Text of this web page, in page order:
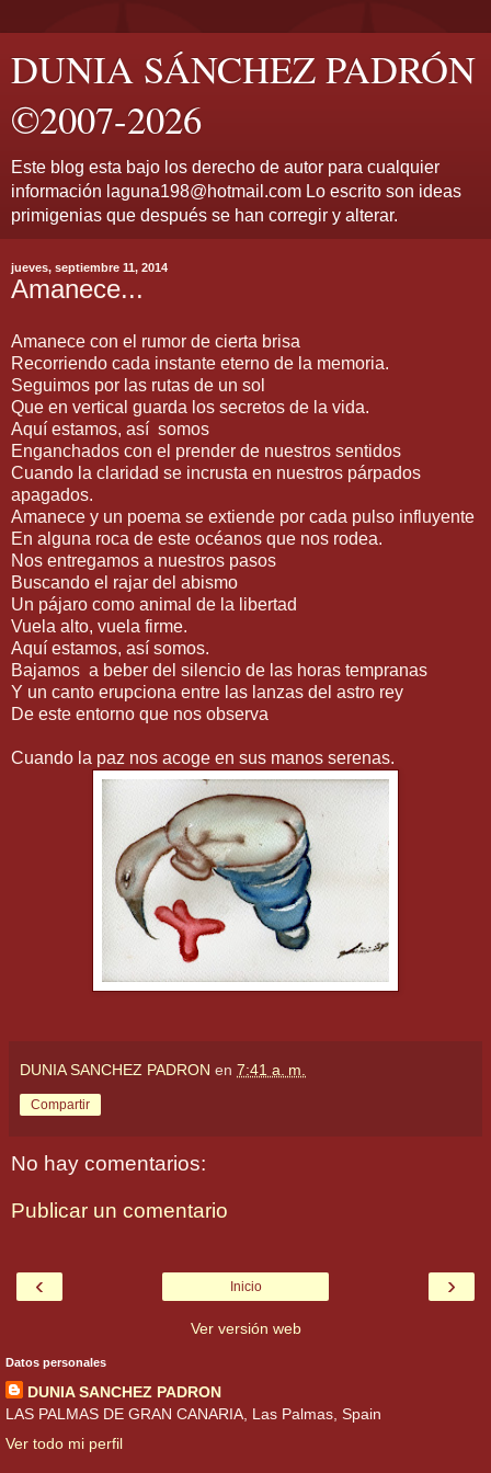
DUNIA SÁNCHEZ PADRÓN
©2007-2026
Este blog esta bajo los derecho de autor para cualquier
información laguna198@hotmail.com Lo escrito son ideas
primigenias que después se han corregir y alterar.
jueves, septiembre 11, 2014
Amanece...
Amanece con el rumor de cierta brisa
Recorriendo cada instante eterno de la memoria.
Seguimos por las rutas de un sol
Que en vertical guarda los secretos de la vida.
Aquí estamos, así somos
Enganchados con el prender de nuestros sentidos
Cuando la claridad se incrusta en nuestros párpados
apagados.
Amanece y un poema se extiende por cada pulso influyente
En alguna roca de este océanos que nos rodea.
Nos entregamos a nuestros pasos
Buscando el rajar del abismo
Un pájaro como animal de la libertad
Vuela alto, vuela firme.
Aquí estamos, así somos.
Bajamos a beber del silencio de las horas tempranas
Y un canto erupciona entre las lanzas del astro rey
De este entorno que nos observa
Cuando la paz nos acoge en sus manos serenas.
DUNIA SANCHEZ PADRON en 7:41 a. m.
Compartir
No hay comentarios:
Publicar un comentario
‹ ›
Inicio
Ver versión web
Datos personales
DUNIA SANCHEZ PADRON
LAS PALMAS DE GRAN CANARIA, Las Palmas, Spain
Ver todo mi perfil